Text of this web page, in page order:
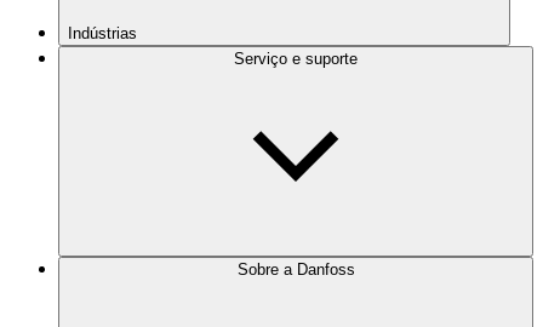
Indústrias
Serviço e suporte
Sobre a Danfoss